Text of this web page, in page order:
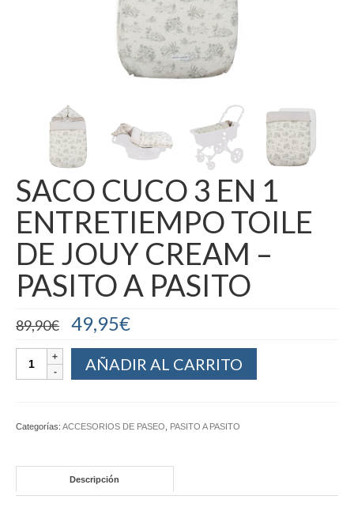
SACO CUCO 3 EN 1
ENTRETIEMPO TOILE
DE JOUY CREAM –
PASITO A PASITO
89,90€ 49,95€
AÑADIR AL CARRITO
Categorías: ACCESORIOS DE PASEO PASITO A PASITO
Descripción